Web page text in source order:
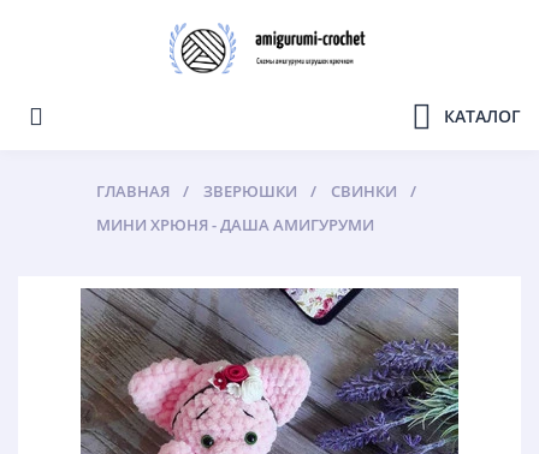
КАТАЛОГ
ГЛАВНАЯ ЗВЕРЮШКИ
СВИНКИ
МИНИ ХРЮНЯ - ДАША АМИГУРУМИ